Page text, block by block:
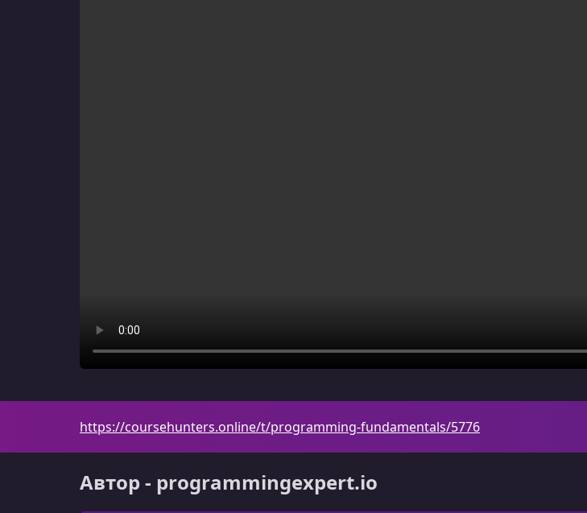
https://coursehunters.online/t/programming-fundamentals/5776
Автор - programmingexpert.io